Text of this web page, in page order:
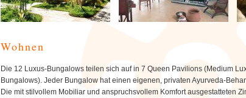
Wohnen
Die 12 Luxus-Bungalows teilen sich auf in 7 Queen Pavilions (Medium
Bungalows). Jeder Bungalow hat einen eigenen, privaten Ayurveda-
Die mit stilvollem Mobiliar und anspruchsvollem Komfort ausgestatteten